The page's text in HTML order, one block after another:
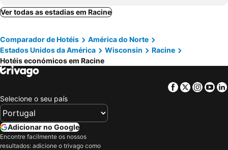
Ver todas as estadias em Racine
Comparador de Hotéis
América do Norte
Estados Unidos da América
Wisconsin
Racine
Hotéis económicos em Racine
Facebook
Twitter
Selecione o seu país
Adicionar no Google
Encontre facilmente os nossos
resultados: adicione o trivago como